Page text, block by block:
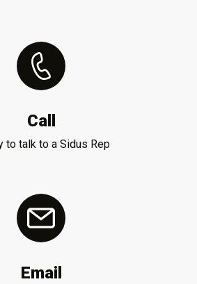
Call
to talk to a Sidus Rep
Email